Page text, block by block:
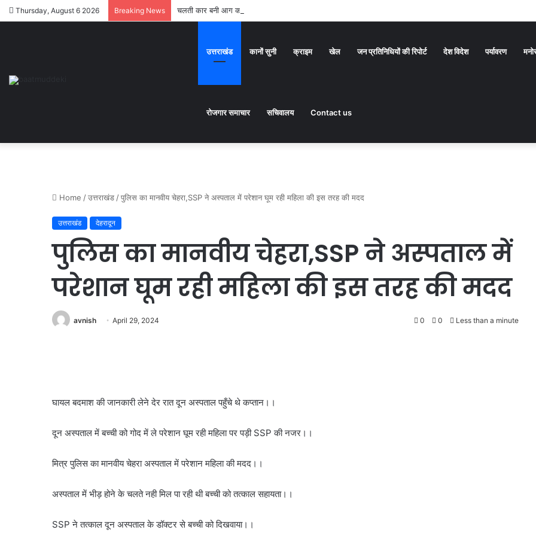
Thursday, August 6 2026 Breaking News चलती कार बनी आग का गोला,कार सवारों ने बाहर निकल बचाई अपनी जान
उत्तराखंड कानों सुनी क्राइम खेल जन प्रतिनिधियों की रिपोर्ट देश विदेश पर्यावरण
रोजगार समाचार सचिवालय Contact us
Home /उत्तराखंड /पुलिस का मानवीय चेहरा,SSP ने अस्पताल में परेशान घूम रही महिला की इस तरह की मदद
उत्तराखंड देहरादून
पुलिस का मानवीय चेहरा,SSP ने अस्पताल में
परेशान घूम रही महिला की इस तरह की मदद
avnish April 29, 2024 0 0 Less than a minute
घायल बदमाश की जानकारी लेने देर रात दून अस्पताल पहुँचे थे कप्तान।।
दून अस्पताल में बच्ची को गोद में ले परेशान घूम रही महिला पर पड़ी SSP की नजर।।
मित्र पुलिस का मानवीय चेहरा अस्पताल में परेशान महिला की मदद।।
अस्पताल में भीड़ होने के चलते नही मिल पा रही थी बच्ची को तत्काल सहायता।।
SSP ने तत्काल दून अस्पताल के डॉक्टर से बच्ची को दिखवाया।।